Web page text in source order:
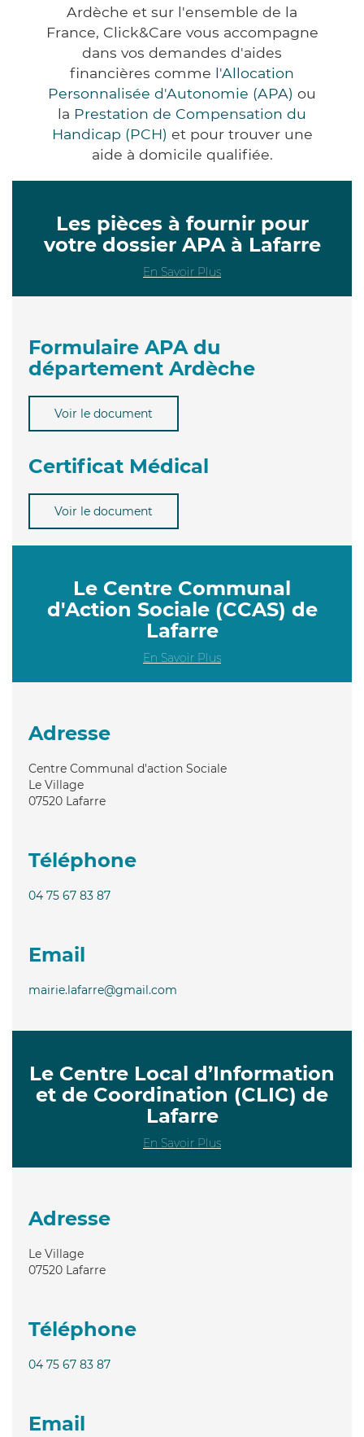
Ardèche et sur l'ensemble de la
France, Click&Care vous accompagne
dans vos demandes d'aides
financières comme l'Allocation
Personnalisée d'Autonomie (APA) ou
la Prestation de Compensation du
Handicap (PCH) et pour trouver une
aide à domicile qualifiée.
Les pièces à fournir pour
votre dossier APA à Lafarre
En Savoir Plus
Formulaire APA du
département Ardèche
Voir le document
Certificat Médical
Voir le document
Le Centre Communal
d'Action Sociale (CCAS) de
Lafarre
En Savoir Plus
Adresse
Centre Communal d'action Sociale
Le Village
07520 Lafarre
Téléphone
04 75 67 83 87
Email
mairie.lafarre@gmail.com
Le Centre Local d’Information
et de Coordination (CLIC) de
Lafarre
En Savoir Plus
Adresse
Le Village
07520 Lafarre
Téléphone
04 75 67 83 87
Email